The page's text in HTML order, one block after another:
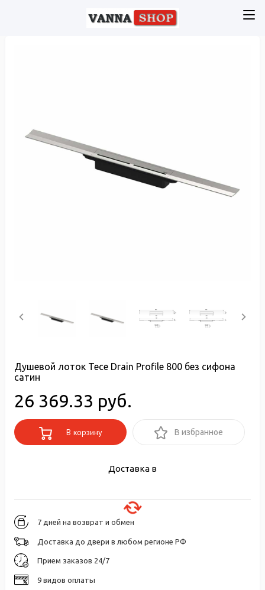
Душевой лоток Tece Drain Profile 800 без сифона
сатин
26 369.33 руб.
В корзину В избранное
Доставка в
7 дней на возврат и обмен
Доставка до двери в любом регионе РФ
Прием заказов 24/7
9 видов оплаты